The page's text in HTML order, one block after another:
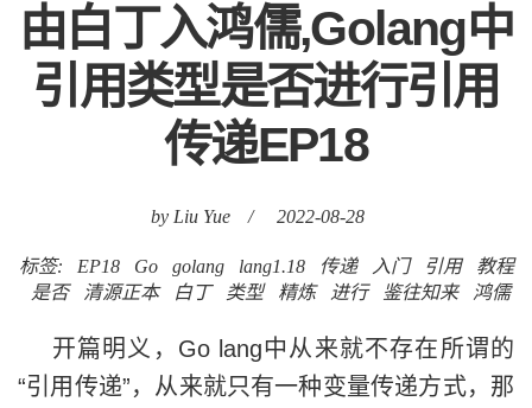
由白丁入鸿儒,Golang中
引用类型是否进行引用
传递EP18
by Liu Yue / 2022-08-28
标签: EP18 Go golang lang1.18 传递 入门 引用
教程
是否
清源正本 白丁 类型 精炼 进行 鉴往知来 鸿儒
开篇明义，Go lang中从来就不存在所谓的
“引用传递”，从来就只有一种变量传递方式，那